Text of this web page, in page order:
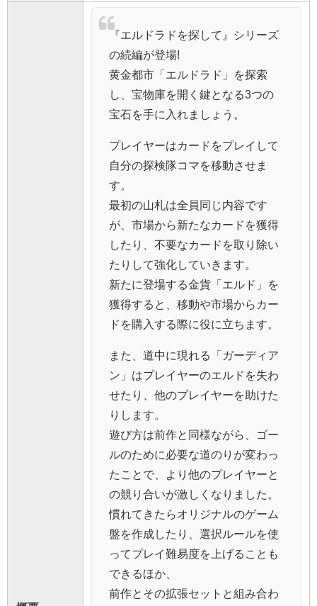
『エルドラドを探して』シリーズ
の続編が登場!
黄金都市「エルドラド」を探索
し、宝物庫を開く鍵となる3つの
宝石を手に入れましょう。
プレイヤーはカードをプレイして
自分の探検隊コマを移動させま
す。
最初の山札は全員同じ内容です
が、市場から新たなカードを獲得
したり、不要なカードを取り除い
たりして強化していきます。
新たに登場する金貨「エルド」を
獲得すると、移動や市場からカー
ドを購入する際に役に立ちます。
また、道中に現れる「ガーディア
ン」はプレイヤーのエルドを失わ
せたり、他のプレイヤーを助けた
りします。
遊び方は前作と同様ながら、ゴー
ルのために必要な道のりが変わっ
たことで、より他のプレイヤーと
の競り合いが激しくなりました。
慣れてきたらオリジナルのゲーム
盤を作成したり、選択ルールを使
ってプレイ難易度を上げることも
できるほか、
前作とその拡張セットと組み合わ